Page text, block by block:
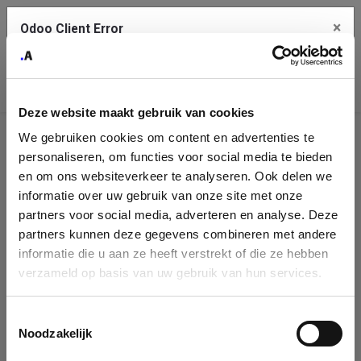
Deze website maakt gebruik van cookies
We gebruiken cookies om content en advertenties te
personaliseren, om functies voor social media te bieden
en om ons websiteverkeer te analyseren. Ook delen we
informatie over uw gebruik van onze site met onze
partners voor social media, adverteren en analyse. Deze
partners kunnen deze gegevens combineren met andere
informatie die u aan ze heeft verstrekt of die ze hebben
verzameld op basis van uw gebruik van hun services.
Noodzakelijk
Company
Identification
Please fill in your company details
You can search a company in our database by name, VAT or
enterprise ID. When a company is selected it will auto-complete the
form. If you don't find your company in our database, you can create
Odoo Client Error ×
service.
See details
Ok